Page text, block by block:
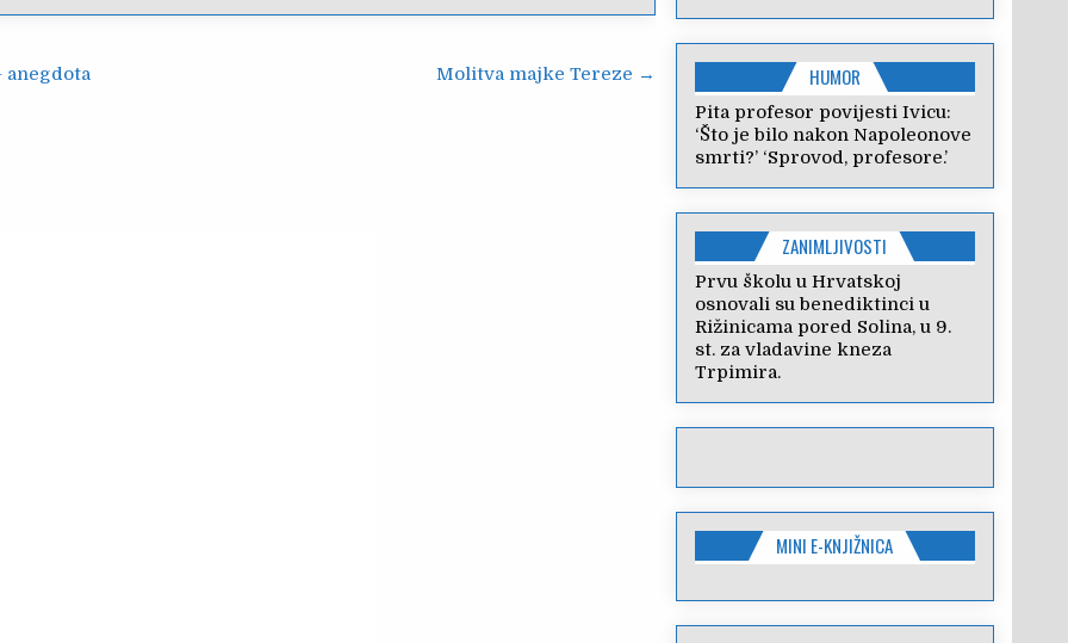
Molitva majke Tereze → HUMOR
Pita profesor povijesti Ivicu:
‘Što je bilo nakon Napoleonove
smrti?’ ‘Sprovod, profesore.’
ZANIMLJIVOSTI
Prvu školu u Hrvatskoj
osnovali su benediktinci u
Rižinicama pored Solina, u 9.
st. za vladavine kneza
Trpimira.
MINI E-KNJIŽNICA